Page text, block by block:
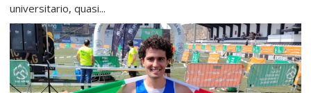
universitario, quasi...